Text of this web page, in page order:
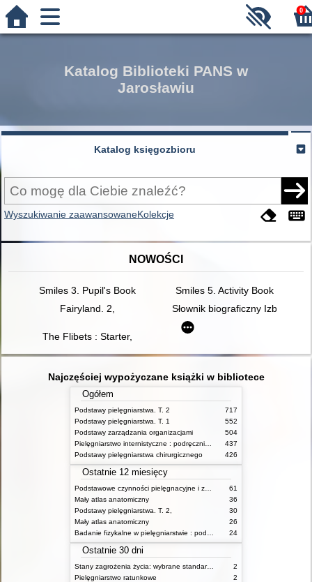
0
Katalog Biblioteki PANS w
Jarosławiu
Katalog księgozbioru
Wyszukiwanie zaawansowaneKolekcje
NOWOŚCI
Smiles 3. Pupil's Book
Smiles 5. Activity Book
Fairyland. 2,
Słownik biograficzny Izby
The Flibets : Starter,
Najczęściej wypożyczane książki w bibliotece
Ogółem
Podstawy pielęgniarstwa. T. 2
717
Podstawy pielęgniarstwa. T. 1
552
Podstawy zarządzania organizacjami
504
437
Podstawy pielęgniarstwa chirurgicznego
426
Ostatnie 12 miesięcy
61
Mały atlas anatomiczny
36
Podstawy pielęgniarstwa. T. 2,
30
Mały atlas anatomiczny
26
24
Ostatnie 30 dni
Stany zagrożenia życia: wybrane standardy opieki i procedury postępowania pielęgniarskiego
2
Pielęgniarstwo ratunkowe
2